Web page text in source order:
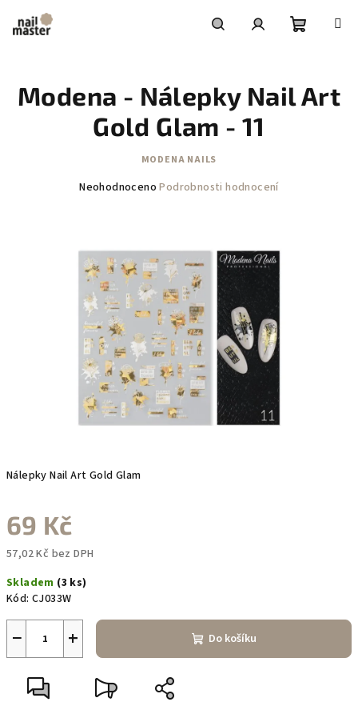
obsah
košík
Nálepky Nail Art Gold Glam
69 Kč
57,02 Kč bez DPH
cena:
Skladem (3 ks)
Kód: CJ033W
+
− Do košíku
Modena - Nálepky Nail Art
Gold Glam - 11
MODENA NAILS
Průměrné
0,0
z
hvězdiček.
Neohodnoceno Podrobnosti hodnocení